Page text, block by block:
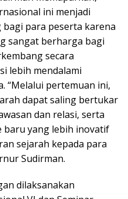
ini menjadi
para peserta karena
sangat berharga bagi
secara
lebih mendalami
“Melalui pertemuan ini,
dapat saling bertukar
dan relasi, serta
baru yang lebih inovatif
sejarah kepada para
Sudirman.
dilaksanakan